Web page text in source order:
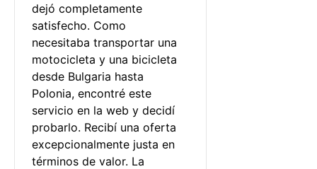
dejó completamente
satisfecho. Como
necesitaba transportar una
motocicleta y una bicicleta
desde Bulgaria hasta
Polonia, encontré este
servicio en la web y decidí
probarlo. Recibí una oferta
excepcionalmente justa en
términos de valor. La